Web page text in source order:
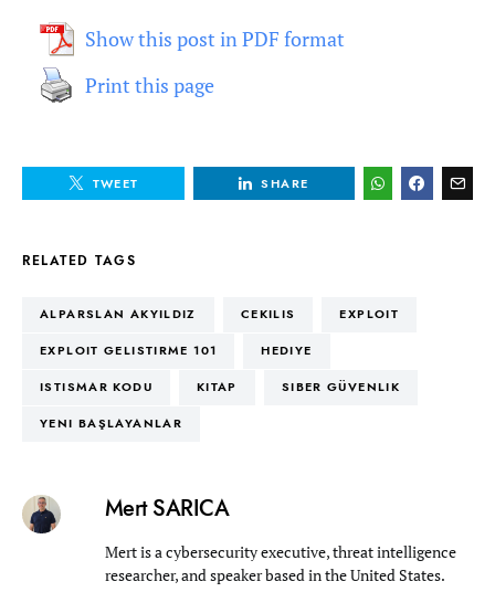
Show this post in PDF format
Print this page
TWEET SHARE
RELATED TAGS
ALPARSLAN AKYILDIZ CEKILIS EXPLOIT
EXPLOIT GELISTIRME 101 HEDIYE
ISTISMAR KODU KITAP SIBER GÜVENLIK
YENI BAŞLAYANLAR
Mert SARICA
Mert is a cybersecurity executive, threat intelligence
researcher, and speaker based in the United States.